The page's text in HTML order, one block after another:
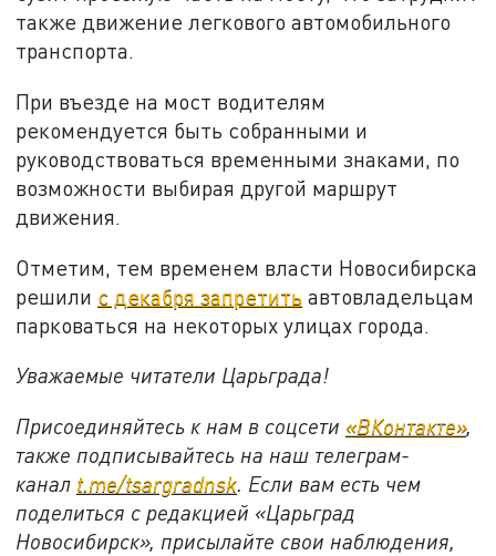
также движение легкового автомобильного
транспорта.
При въезде на мост водителям
рекомендуется быть собранными и
руководствоваться временными знаками, по
возможности выбирая другой маршрут
движения.
Отметим, тем временем власти Новосибирска
решили с декабря запретить автовладельцам
парковаться на некоторых улицах города.
Уважаемые читатели Царьграда!
Присоединяйтесь к нам в соцсети «ВКонтакте»,
также подписывайтесь на наш телеграм-
канал t.me/tsargradnsk. Если вам есть чем
поделиться с редакцией «Царьград
Новосибирск», присылайте свои наблюдения,